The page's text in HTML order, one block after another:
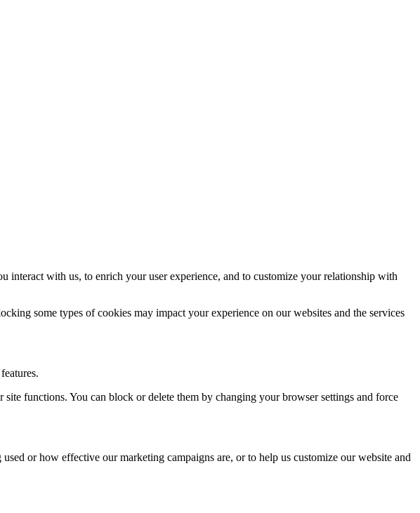
interact with us, to enrich your user experience, and to customize your relationship with
some types of cookies may impact your experience on our websites and the services
functions. You can block or delete them by changing your browser settings and force
or how effective our marketing campaigns are, or to help us customize our website and